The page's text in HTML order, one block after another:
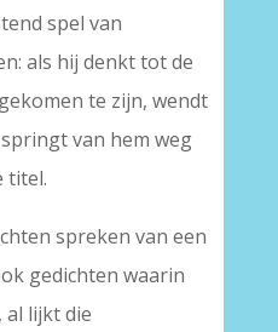
spel van
als hij denkt tot de
te zijn, wendt
van hem weg
titel.
spreken van een
gedichten waarin
al lijkt die